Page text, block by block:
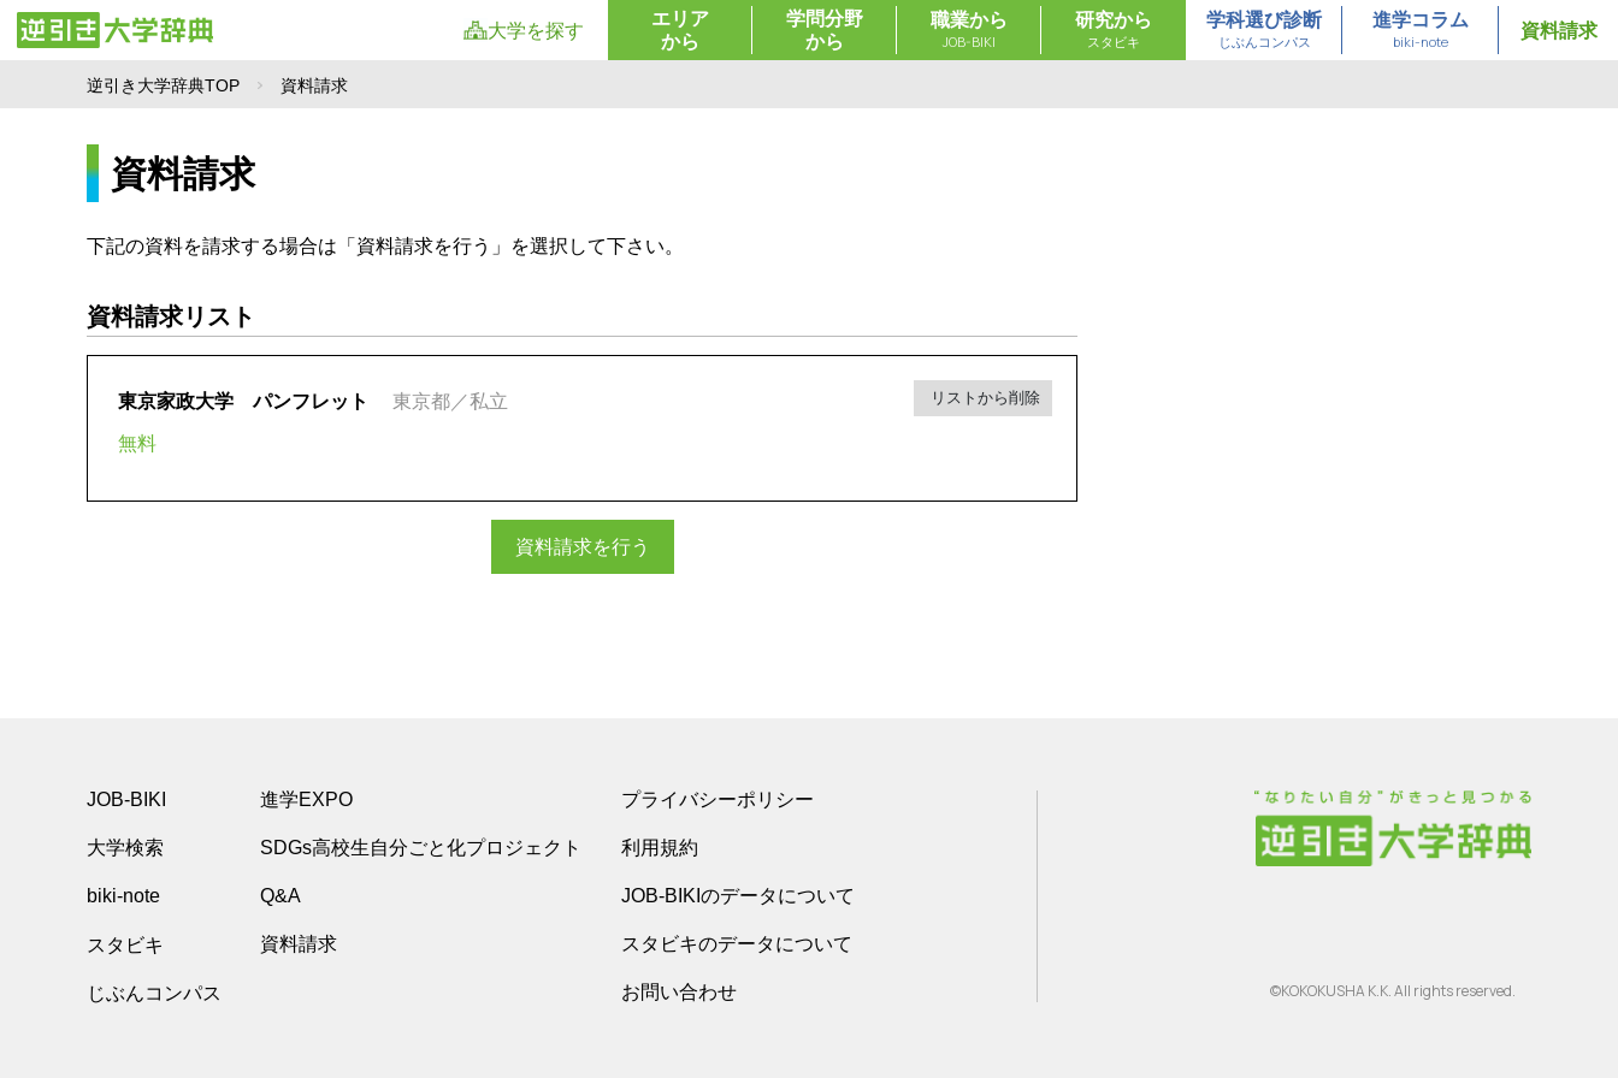
大学を探す
エリア
から
学問分野
から
職業から
JOB-BIKI
研究から
スタビキ
学科選び診断
じぶんコンパス
進学コラム
biki-note
資料請求
逆引き大学辞典TOP 資料請求
資料請求
下記の資料を請求する場合は「資料請求を行う」を選択して下さい。
資料請求リスト
東京家政大学 パンフレット 東京都／私立
無料
リストから削除
資料請求を行う
JOB-BIKI
大学検索
biki-note
スタビキ
じぶんコンパス
進学EXPO
SDGs高校生自分ごと化プロジェクト
Q&A
資料請求
プライバシーポリシー
利用規約
JOB-BIKIのデータについて
スタビキのデータについて
お問い合わせ ©KOKOKUSHA K.K. All rights reserved.